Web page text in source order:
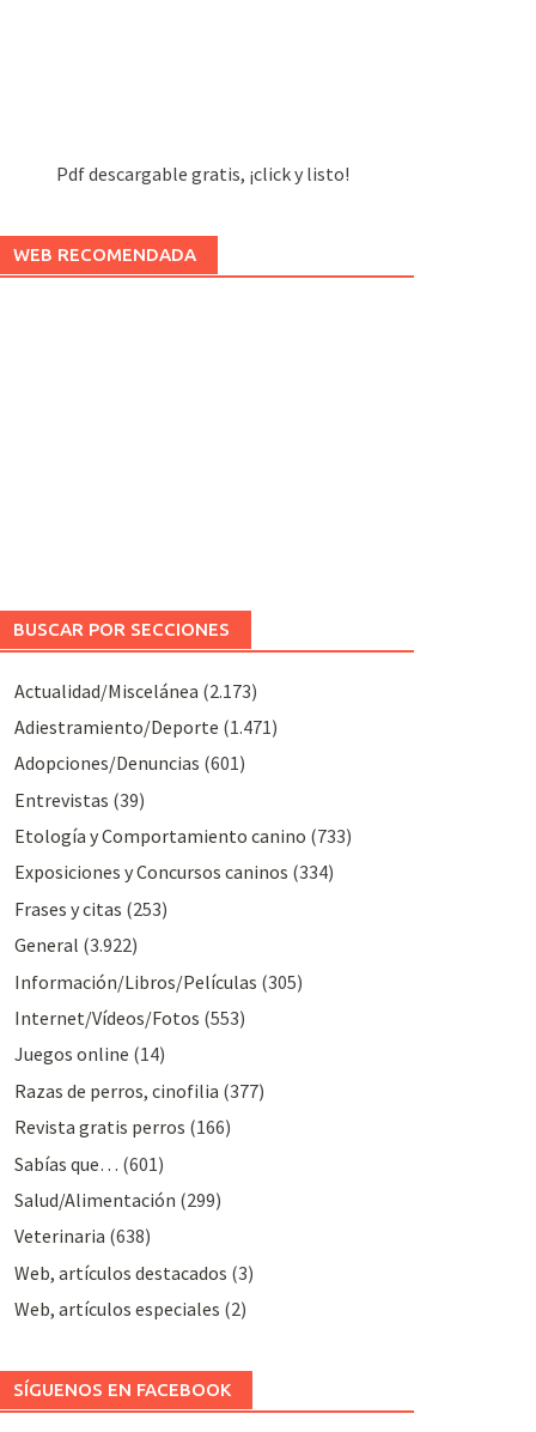
Pdf descargable gratis, ¡click y listo!
WEB RECOMENDADA
BUSCAR POR SECCIONES
Actualidad/Miscelánea (2.173)
Adiestramiento/Deporte (1.471)
Adopciones/Denuncias (601)
Entrevistas (39)
Etología y Comportamiento canino (733)
Exposiciones y Concursos caninos (334)
Frases y citas (253)
General (3.922)
Información/Libros/Películas (305)
Internet/Vídeos/Fotos (553)
Juegos online (14)
Razas de perros, cinofilia (377)
Revista gratis perros (166)
Sabías que… (601)
Salud/Alimentación (299)
Veterinaria (638)
Web, artículos destacados (3)
Web, artículos especiales (2)
SÍGUENOS EN FACEBOOK